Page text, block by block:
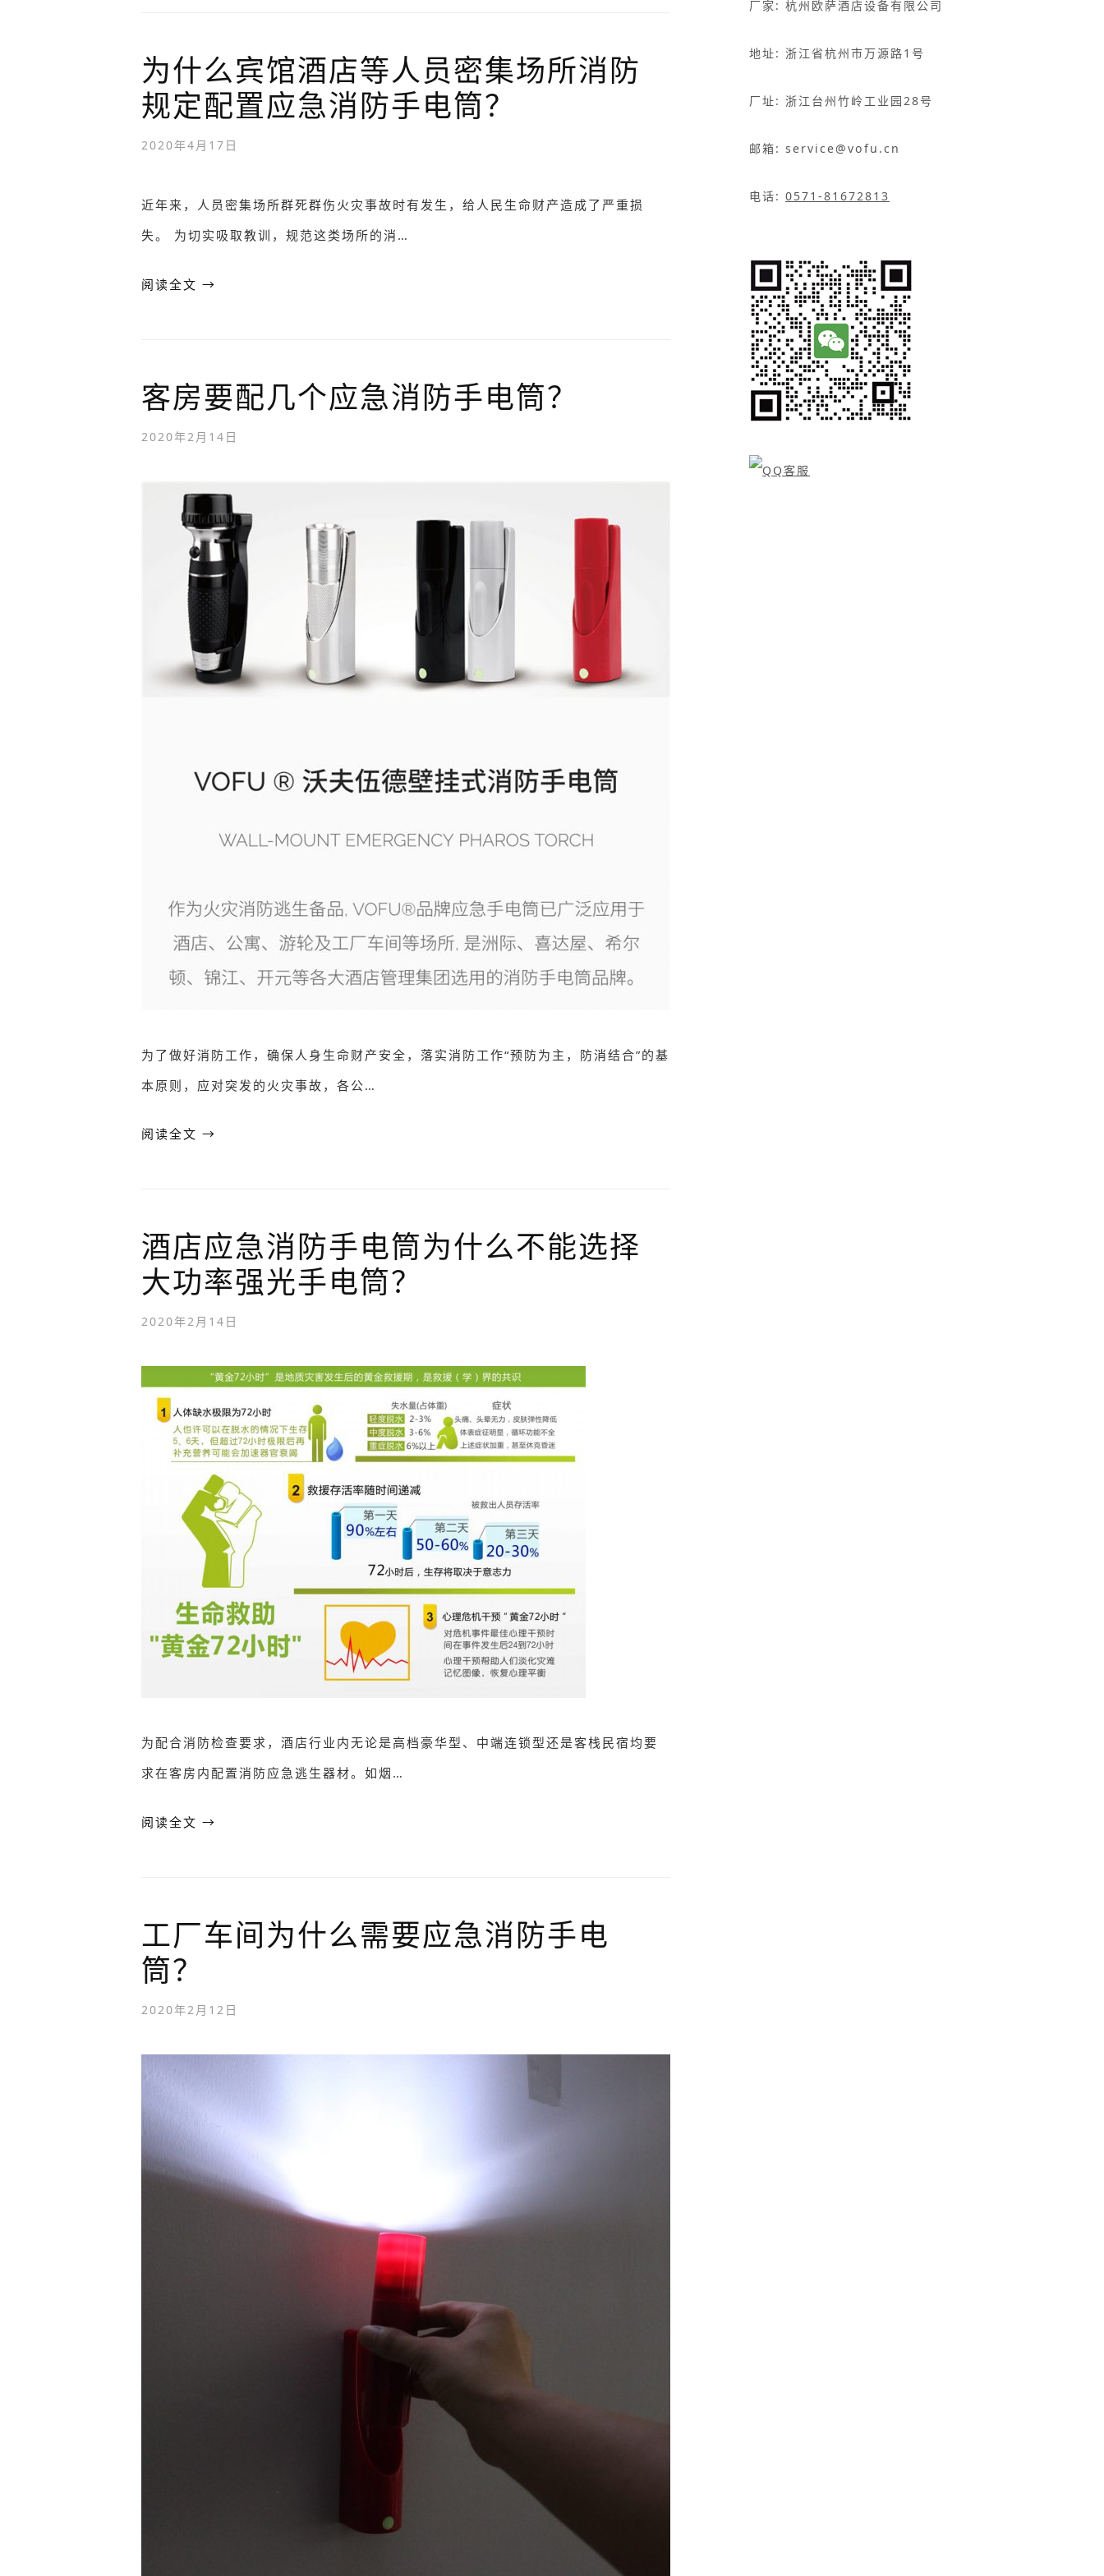
为什么宾馆酒店等人员密集场所消防
规定配置应急消防手电筒？
2020年4月17日
近年来，人员密集场所群死群伤火灾事故时有发生，给人民生命财产造成了严重损
失。 为切实吸取教训，规范这类场所的消…
阅读全文 →
客房要配几个应急消防手电筒？
2020年2月14日
为了做好消防工作，确保人身生命财产安全，落实消防工作“预防为主，防消结合”的基
本原则，应对突发的火灾事故，各公…
阅读全文 →
酒店应急消防手电筒为什么不能选择
大功率强光手电筒？
2020年2月14日
为配合消防检查要求，酒店行业内无论是高档豪华型、中端连锁型还是客栈民宿均要
求在客房内配置消防应急逃生器材。如烟…
阅读全文 →
工厂车间为什么需要应急消防手电
筒？
2020年2月12日
厂家: 杭州欧萨酒店设备有限公司
地址: 浙江省杭州市万源路1号
厂址: 浙江台州竹岭工业园28号
邮箱: service@vofu.cn
电话: 0571-81672813